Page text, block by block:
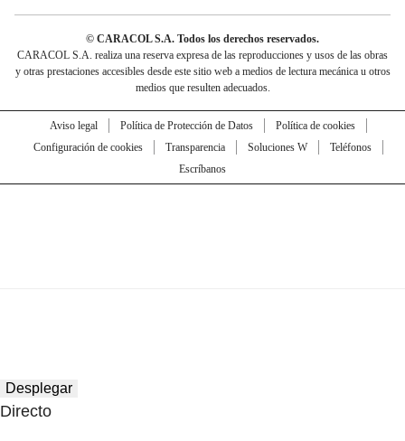
© CARACOL S.A. Todos los derechos reservados.
CARACOL S.A. realiza una reserva expresa de las reproducciones y usos de las obras
y otras prestaciones accesibles desde este sitio web a medios de lectura mecánica u otros
medios que resulten adecuados.
Aviso legal Política de Protección de Datos
Política de cookies
Configuración de cookies
Transparencia Soluciones W
Teléfonos
Escríbanos
Desplegar
Directo